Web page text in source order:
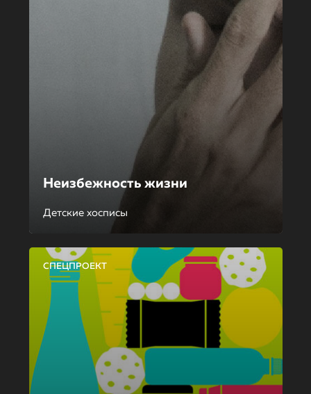
Неизбежность жизни
Детские хосписы
СПЕЦПРОЕКТ